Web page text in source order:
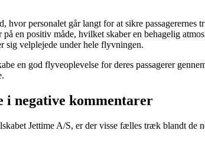
personalet går langt for at sikre passagerernes
en positiv måde, hvilket skaber en behagelig
sig velplejede under hele flyvningen.
en god flyveoplevelse for deres passagerer
i negative kommentarer
Jettime A/S, er der visse fælles træk blandt de